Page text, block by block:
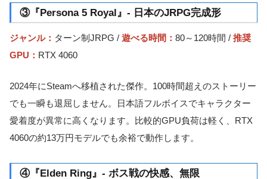
③『Persona 5 Royal』- 日本のJRPG完成形
ジャンル： ターン制JRPG / 遊べる時間： 80～120時間 / 推奨
GPU： RTX 4060
2024年にSteamへ移植された傑作。100時間超えのストーリー
でも一瞬も退屈しません。日本語フルボイスでキャラクター
愛着度が異常に高くなります。比較的GPU負荷は軽く、RTX
4060の約13万円モデルでも余裕で動作します。
④『Elden Ring』- ボス戦の快感、無限